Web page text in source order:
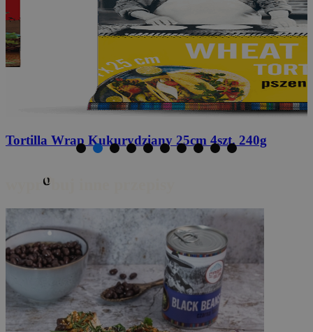
Papryka Jalapeno zielona krojona 340g
o